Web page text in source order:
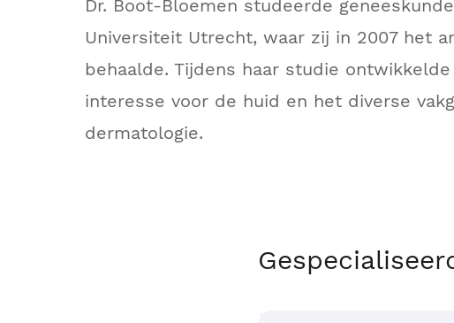
Dr. Boot-Bloemen studeerde
Universiteit Utrecht, waar zij in 2007 het
behaalde. Tijdens haar studie
interesse voor de huid en het diverse
dermatologie.